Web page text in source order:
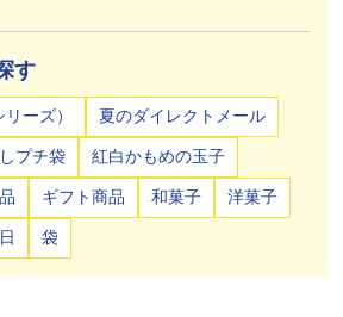
す
ーズ） 夏のダイレクトメール
プチ袋 紅白かもめの玉子
ギフト商品 和菓子 洋菓子
袋